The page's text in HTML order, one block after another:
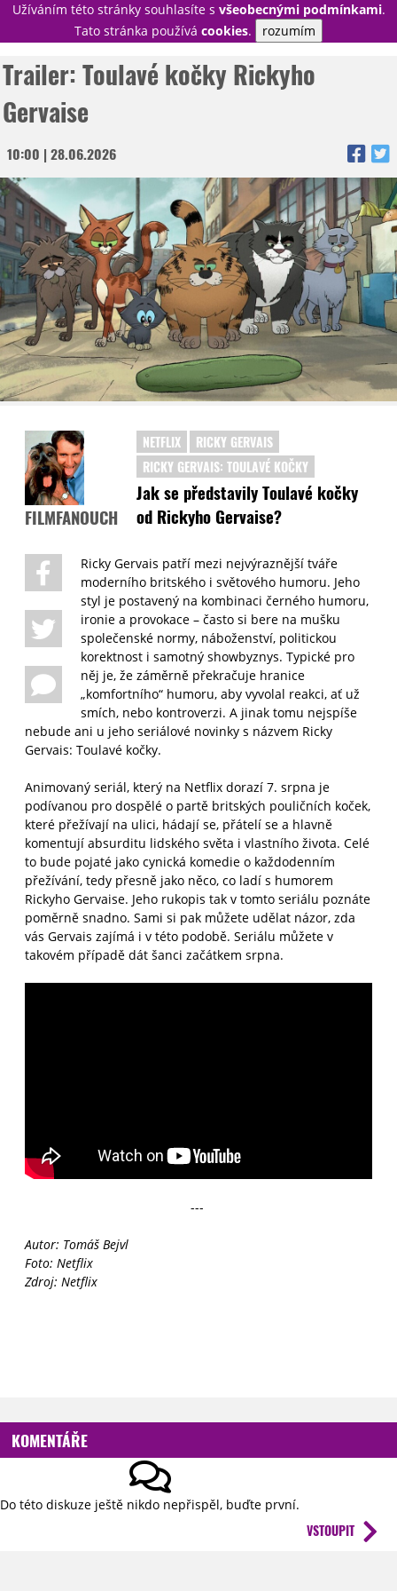
Užíváním této stránky souhlasíte s všeobecnými podmínkami.
Tato stránka používá cookies. rozumím
PŘIHLÁSIT
RECENZE
EPIZODY
KULT
TRAILERY
GALERIE
DISKUZE
STATISTIKY
TIRÁŽ
Trailer: Toulavé kočky Rickyho
Gervaise
10:00 | 28.06.2026
FILMFANOUCH
NETFLIX
RICKY GERVAIS
RICKY GERVAIS: TOULAVÉ KOČKY
Jak se představily Toulavé kočky
od Rickyho Gervaise?
Ricky Gervais patří mezi nejvýraznější tváře
moderního britského i světového humoru. Jeho
styl je postavený na kombinaci černého humoru,
ironie a provokace – často si bere na mušku
společenské normy, náboženství, politickou
korektnost i samotný showbyznys. Typické pro
něj je, že záměrně překračuje hranice
„komfortního“ humoru, aby vyvolal reakci, ať už
smích, nebo kontroverzi. A jinak tomu nejspíše
nebude ani u jeho seriálové novinky s názvem Ricky
Gervais: Toulavé kočky.
Animovaný seriál, který na Netflix dorazí 7. srpna je
podívanou pro dospělé o partě britských pouličních koček,
které přežívají na ulici, hádají se, přátelí se a hlavně
komentují absurditu lidského světa i vlastního života. Celé
to bude pojaté jako cynická komedie o každodenním
přežívání, tedy přesně jako něco, co ladí s humorem
Rickyho Gervaise. Jeho rukopis tak v tomto seriálu poznáte
poměrně snadno. Sami si pak můžete udělat názor, zda
vás Gervais zajímá i v této podobě. Seriálu můžete v
takovém případě dát šanci začátkem srpna.
---
Autor: Tomáš Bejvl
Foto: Netflix
Zdroj: Netflix
KOMENTÁŘE
Do této diskuze ještě nikdo nepřispěl, buďte první.
VSTOUPIT